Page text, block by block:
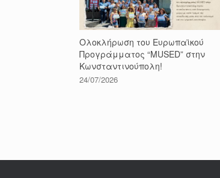
Ολοκλήρωση του Ευρωπαϊκού
Προγράμματος “MUSED” στην
Κωνσταντινούπολη!
24/07/2026